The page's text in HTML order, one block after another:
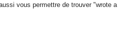
vous permettre de trouver "wrote a